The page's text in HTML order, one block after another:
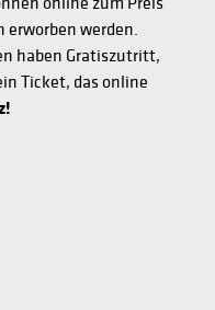
erworben werden.
haben Gratiszutritt,
Ticket, das online